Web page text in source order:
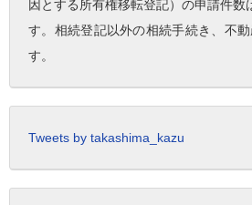
因とする所有権移転登記）の申請件数
す。相続登記以外の相続手続き、不
す。
Tweets by takashima_kazu